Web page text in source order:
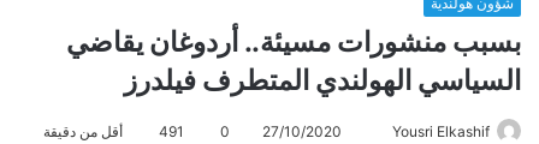
بسبب منشورات مسيئة.. أردوغان يقاضي
السياسي الهولندي المتطرف فيلدرز
Yousri Elkashif
27/10/2020
0
491 أقل من دقيقة